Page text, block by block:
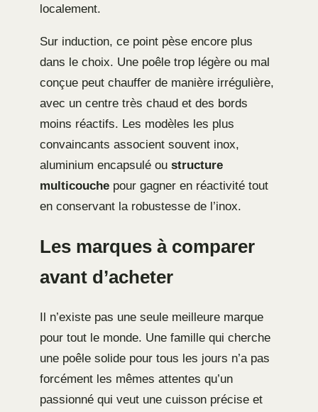
localement.
Sur induction, ce point pèse encore plus
dans le choix. Une poêle trop légère ou mal
conçue peut chauffer de manière irrégulière,
avec un centre très chaud et des bords
moins réactifs. Les modèles les plus
convaincants associent souvent inox,
aluminium encapsulé ou structure
multicouche pour gagner en réactivité tout
en conservant la robustesse de l’inox.
Les marques à comparer
avant d’acheter
Il n’existe pas une seule meilleure marque
pour tout le monde. Une famille qui cherche
une poêle solide pour tous les jours n’a pas
forcément les mêmes attentes qu’un
passionné qui veut une cuisson précise et